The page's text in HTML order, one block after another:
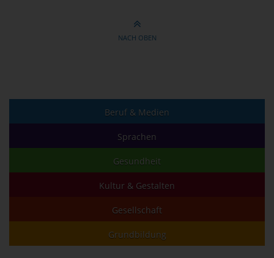
NACH OBEN
Beruf & Medien
Sprachen
Gesundheit
Kultur & Gestalten
Gesellschaft
Grundbildung